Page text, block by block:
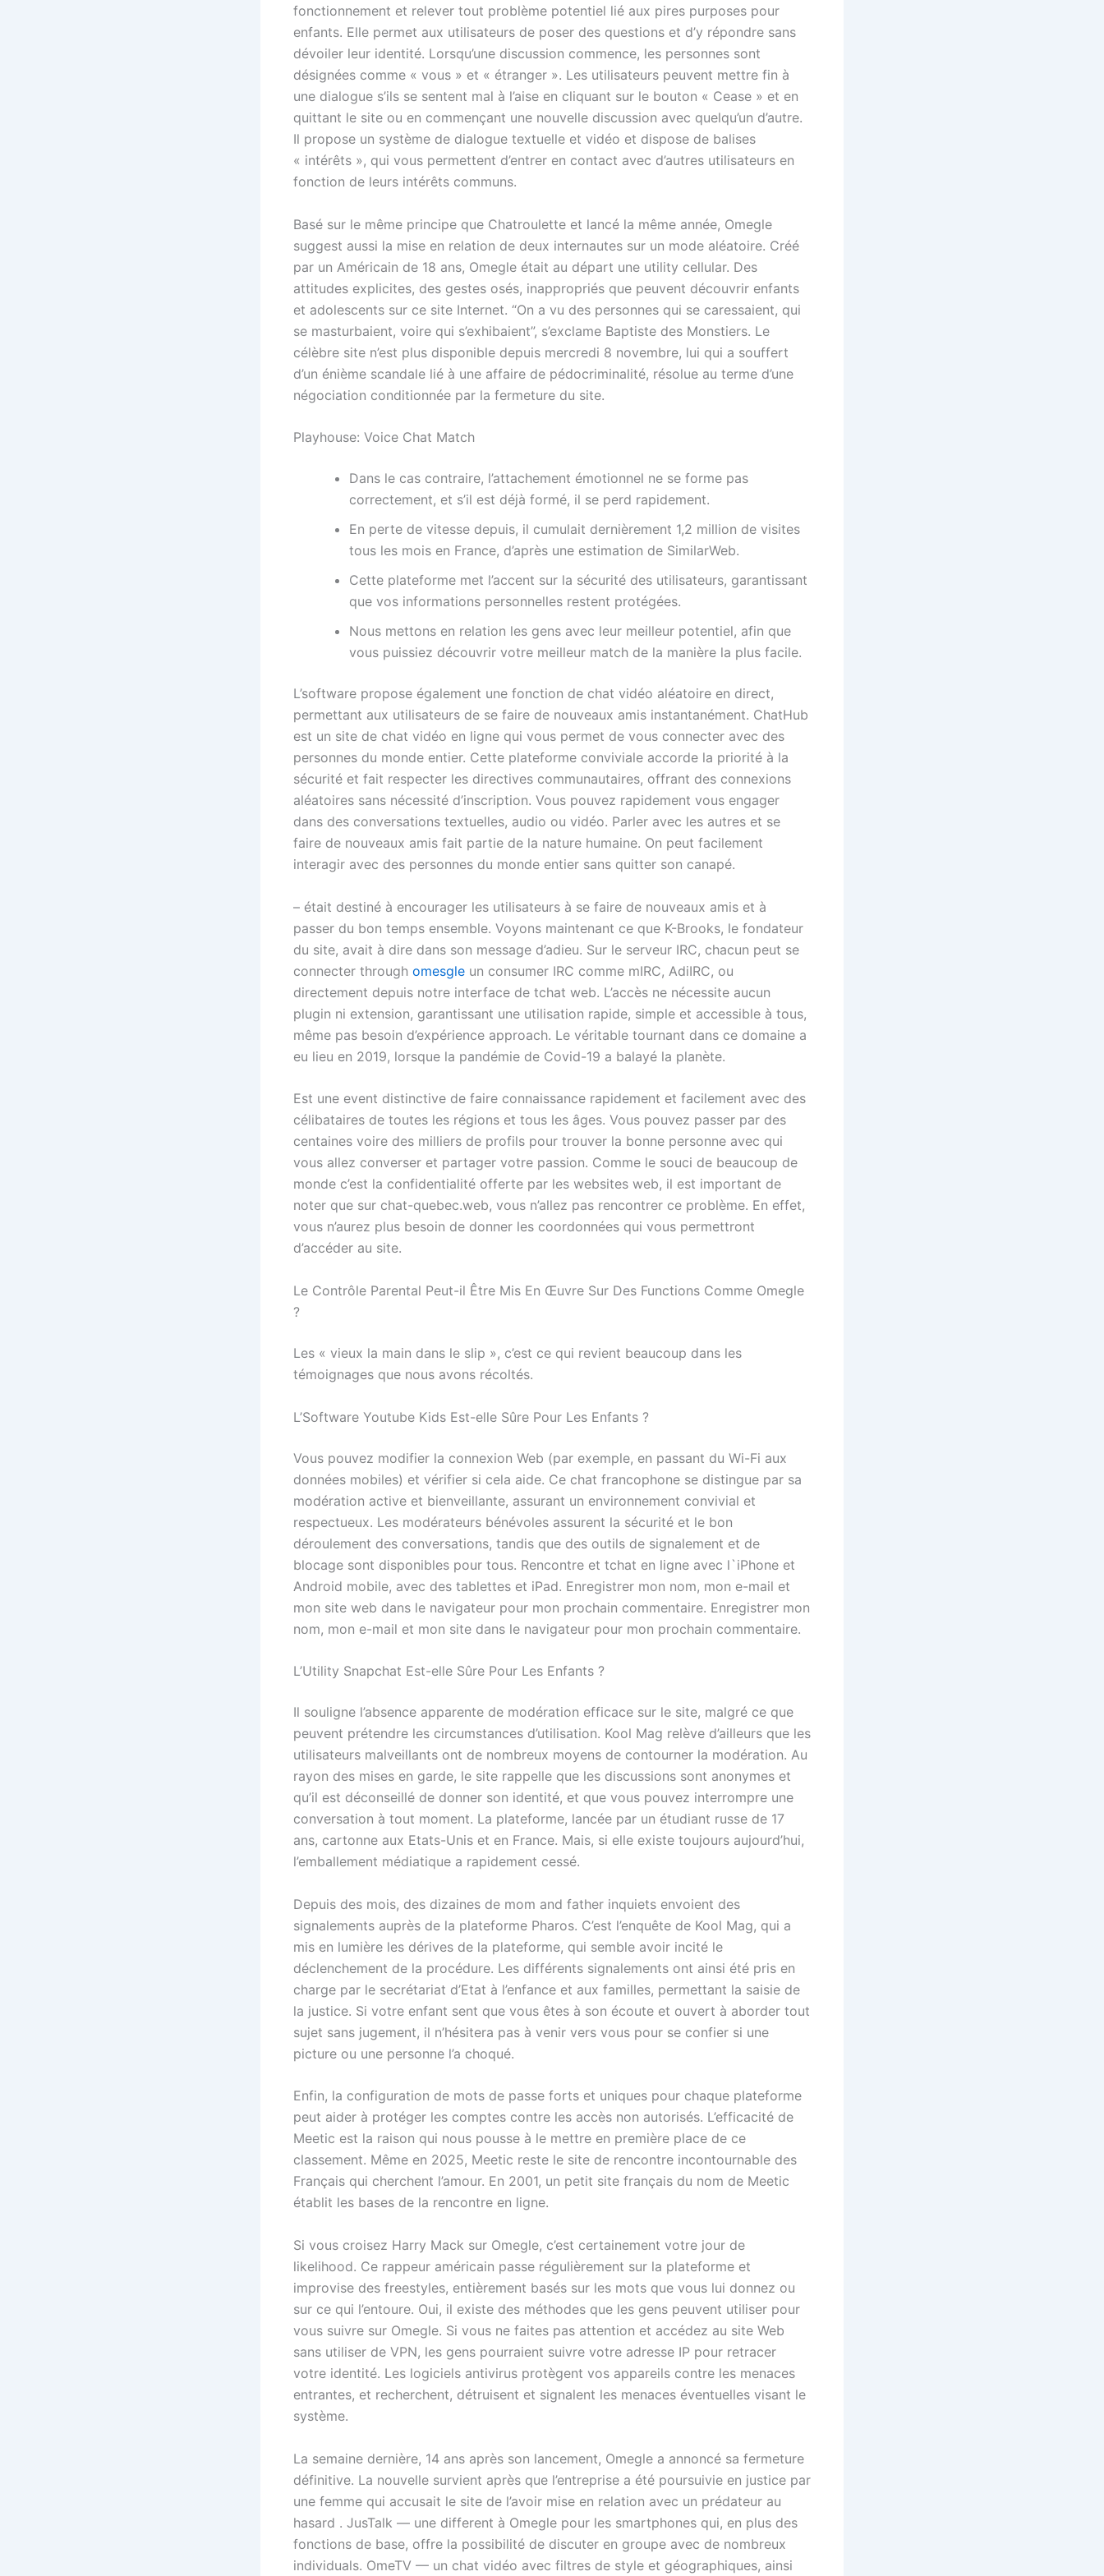
fonctionnement et relever tout problème potentiel lié aux pires purposes pour
enfants. Elle permet aux utilisateurs de poser des questions et d’y répondre sans
dévoiler leur identité. Lorsqu’une discussion commence, les personnes sont
désignées comme « vous » et « étranger ». Les utilisateurs peuvent mettre fin à
une dialogue s’ils se sentent mal à l’aise en cliquant sur le bouton « Cease » et en
quittant le site ou en commençant une nouvelle discussion avec quelqu’un d’autre.
Il propose un système de dialogue textuelle et vidéo et dispose de balises
« intérêts », qui vous permettent d’entrer en contact avec d’autres utilisateurs en
fonction de leurs intérêts communs.
Basé sur le même principe que Chatroulette et lancé la même année, Omegle
suggest aussi la mise en relation de deux internautes sur un mode aléatoire. Créé
par un Américain de 18 ans, Omegle était au départ une utility cellular. Des
attitudes explicites, des gestes osés, inappropriés que peuvent découvrir enfants
et adolescents sur ce site Internet. “On a vu des personnes qui se caressaient, qui
se masturbaient, voire qui s’exhibaient”, s’exclame Baptiste des Monstiers. Le
célèbre site n’est plus disponible depuis mercredi 8 novembre, lui qui a souffert
d’un énième scandale lié à une affaire de pédocriminalité, résolue au terme d’une
négociation conditionnée par la fermeture du site.
Playhouse: Voice Chat Match
Dans le cas contraire, l’attachement émotionnel ne se forme pas
correctement, et s’il est déjà formé, il se perd rapidement.
En perte de vitesse depuis, il cumulait dernièrement 1,2 million de visites
tous les mois en France, d’après une estimation de SimilarWeb.
Cette plateforme met l’accent sur la sécurité des utilisateurs, garantissant
que vos informations personnelles restent protégées.
Nous mettons en relation les gens avec leur meilleur potentiel, afin que
vous puissiez découvrir votre meilleur match de la manière la plus facile.
L’software propose également une fonction de chat vidéo aléatoire en direct,
permettant aux utilisateurs de se faire de nouveaux amis instantanément. ChatHub
est un site de chat vidéo en ligne qui vous permet de vous connecter avec des
personnes du monde entier. Cette plateforme conviviale accorde la priorité à la
sécurité et fait respecter les directives communautaires, offrant des connexions
aléatoires sans nécessité d’inscription. Vous pouvez rapidement vous engager
dans des conversations textuelles, audio ou vidéo. Parler avec les autres et se
faire de nouveaux amis fait partie de la nature humaine. On peut facilement
interagir avec des personnes du monde entier sans quitter son canapé.
– était destiné à encourager les utilisateurs à se faire de nouveaux amis et à
passer du bon temps ensemble. Voyons maintenant ce que K-Brooks, le fondateur
du site, avait à dire dans son message d’adieu. Sur le serveur IRC, chacun peut se
connecter through omesgle un consumer IRC comme mIRC, AdiIRC, ou
directement depuis notre interface de tchat web. L’accès ne nécessite aucun
plugin ni extension, garantissant une utilisation rapide, simple et accessible à tous,
même pas besoin d’expérience approach. Le véritable tournant dans ce domaine a
eu lieu en 2019, lorsque la pandémie de Covid-19 a balayé la planète.
Est une event distinctive de faire connaissance rapidement et facilement avec des
célibataires de toutes les régions et tous les âges. Vous pouvez passer par des
centaines voire des milliers de profils pour trouver la bonne personne avec qui
vous allez converser et partager votre passion. Comme le souci de beaucoup de
monde c’est la confidentialité offerte par les websites web, il est important de
noter que sur chat-quebec.web, vous n’allez pas rencontrer ce problème. En effet,
vous n’aurez plus besoin de donner les coordonnées qui vous permettront
d’accéder au site.
Le Contrôle Parental Peut-il Être Mis En Œuvre Sur Des Functions Comme Omegle
?
Les « vieux la main dans le slip », c’est ce qui revient beaucoup dans les
témoignages que nous avons récoltés.
L’Software Youtube Kids Est-elle Sûre Pour Les Enfants ?
Vous pouvez modifier la connexion Web (par exemple, en passant du Wi-Fi aux
données mobiles) et vérifier si cela aide. Ce chat francophone se distingue par sa
modération active et bienveillante, assurant un environnement convivial et
respectueux. Les modérateurs bénévoles assurent la sécurité et le bon
déroulement des conversations, tandis que des outils de signalement et de
blocage sont disponibles pour tous. Rencontre et tchat en ligne avec l`iPhone et
Android mobile, avec des tablettes et iPad. Enregistrer mon nom, mon e-mail et
mon site web dans le navigateur pour mon prochain commentaire. Enregistrer mon
nom, mon e-mail et mon site dans le navigateur pour mon prochain commentaire.
L’Utility Snapchat Est-elle Sûre Pour Les Enfants ?
Il souligne l’absence apparente de modération efficace sur le site, malgré ce que
peuvent prétendre les circumstances d’utilisation. Kool Mag relève d’ailleurs que les
utilisateurs malveillants ont de nombreux moyens de contourner la modération. Au
rayon des mises en garde, le site rappelle que les discussions sont anonymes et
qu’il est déconseillé de donner son identité, et que vous pouvez interrompre une
conversation à tout moment. La plateforme, lancée par un étudiant russe de 17
ans, cartonne aux Etats-Unis et en France. Mais, si elle existe toujours aujourd’hui,
l’emballement médiatique a rapidement cessé.
Depuis des mois, des dizaines de mom and father inquiets envoient des
signalements auprès de la plateforme Pharos. C’est l’enquête de Kool Mag, qui a
mis en lumière les dérives de la plateforme, qui semble avoir incité le
déclenchement de la procédure. Les différents signalements ont ainsi été pris en
charge par le secrétariat d’Etat à l’enfance et aux familles, permettant la saisie de
la justice. Si votre enfant sent que vous êtes à son écoute et ouvert à aborder tout
sujet sans jugement, il n’hésitera pas à venir vers vous pour se confier si une
picture ou une personne l’a choqué.
Enfin, la configuration de mots de passe forts et uniques pour chaque plateforme
peut aider à protéger les comptes contre les accès non autorisés. L’efficacité de
Meetic est la raison qui nous pousse à le mettre en première place de ce
classement. Même en 2025, Meetic reste le site de rencontre incontournable des
Français qui cherchent l’amour. En 2001, un petit site français du nom de Meetic
établit les bases de la rencontre en ligne.
Si vous croisez Harry Mack sur Omegle, c’est certainement votre jour de
likelihood. Ce rappeur américain passe régulièrement sur la plateforme et
improvise des freestyles, entièrement basés sur les mots que vous lui donnez ou
sur ce qui l’entoure. Oui, il existe des méthodes que les gens peuvent utiliser pour
vous suivre sur Omegle. Si vous ne faites pas attention et accédez au site Web
sans utiliser de VPN, les gens pourraient suivre votre adresse IP pour retracer
votre identité. Les logiciels antivirus protègent vos appareils contre les menaces
entrantes, et recherchent, détruisent et signalent les menaces éventuelles visant le
système.
La semaine dernière, 14 ans après son lancement, Omegle a annoncé sa fermeture
définitive. La nouvelle survient après que l’entreprise a été poursuivie en justice par
une femme qui accusait le site de l’avoir mise en relation avec un prédateur au
hasard . JusTalk — une different à Omegle pour les smartphones qui, en plus des
fonctions de base, offre la possibilité de discuter en groupe avec de nombreux
individuals. OmeTV — un chat vidéo avec filtres de style et géographiques, ainsi